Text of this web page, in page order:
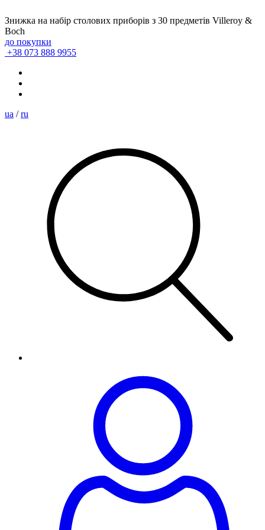
Знижка на набір столових приборів з 30 предметів Villeroy &
Boch
до покупки
+38 073 888 9955
ua / ru